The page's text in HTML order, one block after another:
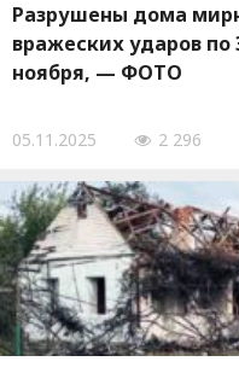
Разрушены дома
вражеских ударов
ноября, — ФОТО
05.11.2025 2 296